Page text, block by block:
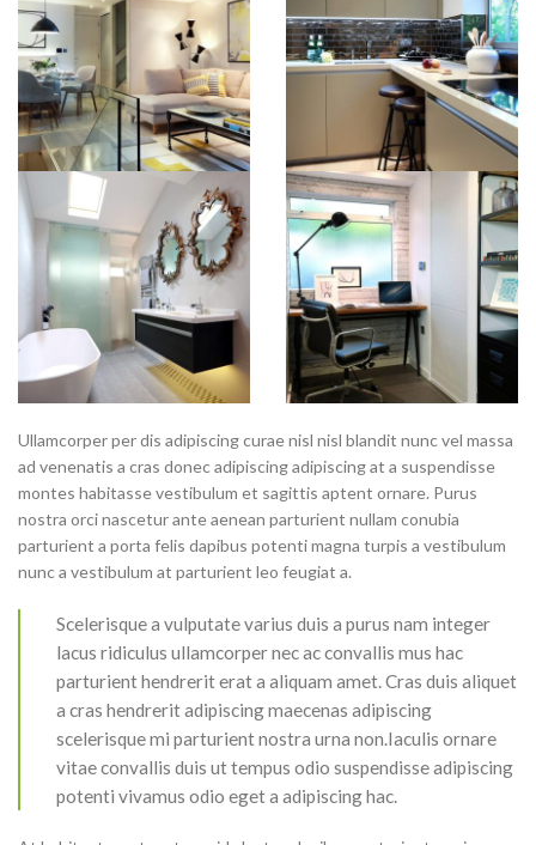
Ullamcorper per dis adipiscing curae nisl nisl blandit nunc vel massa
ad venenatis a cras donec adipiscing adipiscing at a suspendisse
montes habitasse vestibulum et sagittis aptent ornare. Purus
nostra orci nascetur ante aenean parturient nullam conubia
parturient a porta felis dapibus potenti magna turpis a vestibulum
nunc a vestibulum at parturient leo feugiat a.
Scelerisque a vulputate varius duis a purus nam integer
lacus ridiculus ullamcorper nec ac convallis mus hac
parturient hendrerit erat a aliquam amet. Cras duis aliquet
a cras hendrerit adipiscing maecenas adipiscing
scelerisque mi parturient nostra urna non.Iaculis ornare
vitae convallis duis ut tempus odio suspendisse adipiscing
potenti vivamus odio eget a adipiscing hac.